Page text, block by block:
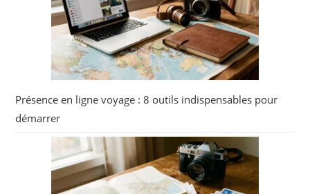
Présence en ligne voyage : 8 outils indispensables pour
démarrer